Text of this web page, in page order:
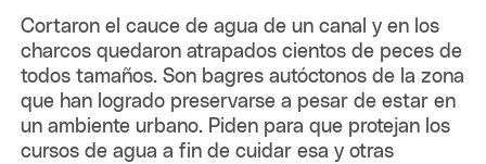
Cortaron el cauce de agua de un canal y en los
charcos quedaron atrapados cientos de peces de
todos tamaños. Son bagres autóctonos de la zona
que han logrado preservarse a pesar de estar en
un ambiente urbano. Piden para que protejan los
cursos de agua a fin de cuidar esa y otras